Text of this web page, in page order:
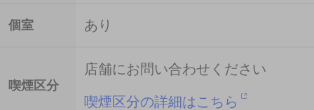
個室 あり
喫煙区分
店舗にお問い合わせください
喫煙区分の詳細はこちら